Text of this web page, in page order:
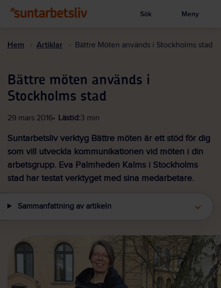
till
Visa sökruta
Sök Meny
Hem Artiklar Bättre Möten används i Stockholms stad
Bättre möten används i
Stockholms stad
29 mars 2016 Lästid:3 min
Suntarbetsliv verktyg Bättre möten är ett stöd för dig
som vill utveckla kommunikationen vid möten i din
arbetsgrupp. Eva Palmheden Kalms i Stockholms
stad har testat verktyget med sina medarbetare.
Sammanfattning av artikeln